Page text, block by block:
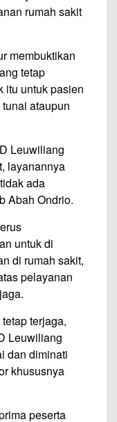
rumah sakit
membuktikan
tetap
itu untuk pasien
ataupun
Leuwiliang
layanannya
ada
Abah Ondrio.
untuk di
di rumah sakit,
pelayanan
terjaga,
Leuwiliang
dan diminati
khususnya
peserta